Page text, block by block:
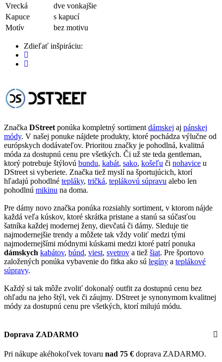
Vrecká
dve vonkajšie
Kapuce
s kapucí
Motív
bez motivu
Zdieľať inšpiráciu:
Značka DStreet ponúka kompletný sortiment dámskej aj pánskej
módy. V našej ponuke nájdete produkty, ktoré pochádza výlučne od
európskych dodávateľov. Prioritou značky je pohodlná, kvalitná
móda za dostupnú cenu pre všetkých. Či už ste teda gentleman,
ktorý potrebuje štýlovú bundu, kabát, sako, košeľu či nohavice u
DStreet si vyberiete. Značka tiež myslí na športujúcich, ktorí
hľadajú pohodlné tepláky, tričká, teplákovú súpravu alebo len
pohodlnú mikinu na doma.
Pre dámy novo značka ponúka rozsiahly sortiment, v ktorom nájde
každá veľa kúskov, ktoré skrátka pristane a stanú sa súčasťou
šatníka každej modernej ženy, dievčatá či dámy. Sleduje tie
najmodernejšie trendy a môžete tak vždy voliť medzi tými
najmodernejšími módnymi kúskami medzi ktoré patrí ponuka
dámskych kabátov, búnd, viest, svetrov a tiež šiat. Pre športovo
založených ponúka vybavenie do fitka ako sú legíny a teplákové
súpravy.
Každý si tak môže zvoliť dokonalý outfit za dostupnú cenu bez
ohľadu na jeho štýl, vek či záujmy. DStreet je synonymom kvalitnej
módy za dostupnú cenu pre všetkých, ktorí milujú módu.
Doprava ZADARMO
Pri nákupe akéhokoľvek tovaru nad 75 € doprava ZADARMO.